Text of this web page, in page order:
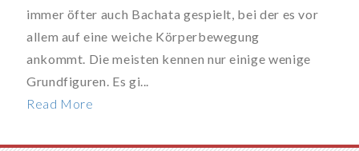
immer öfter auch Bachata gespielt, bei der es vor
allem auf eine weiche Körperbewegung
ankommt. Die meisten kennen nur einige wenige
Grundfiguren. Es gi...
Read More